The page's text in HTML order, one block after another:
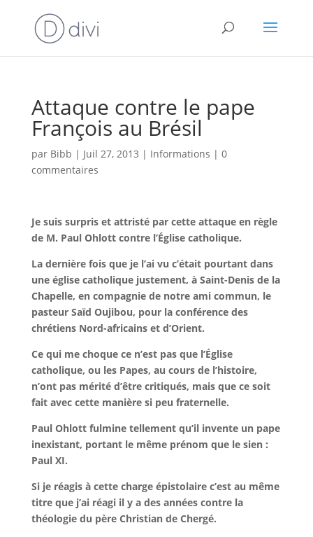
Attaque contre le pape
François au Brésil
par Bibb | Juil 27, 2013 | Informations | 0
commentaires
Je suis surpris et attristé par cette attaque en règle
de M. Paul Ohlott contre l’Église catholique.
La dernière fois que je l’ai vu c’était pourtant dans
une église catholique justement, à Saint-Denis de la
Chapelle, en compagnie de notre ami commun, le
pasteur Saïd Oujibou, pour la conférence des
chrétiens Nord-africains et d’Orient.
Ce qui me choque ce n’est pas que l’Église
catholique, ou les Papes, au cours de l’histoire,
n’ont pas mérité d’être critiqués, mais que ce soit
fait avec cette manière si peu fraternelle.
Paul Ohlott fulmine tellement qu’il invente un pape
inexistant, portant le même prénom que le sien :
Paul XI.
Si je réagis à cette charge épistolaire c’est au même
titre que j’ai réagi il y a des années contre la
théologie du père Christian de Chergé.